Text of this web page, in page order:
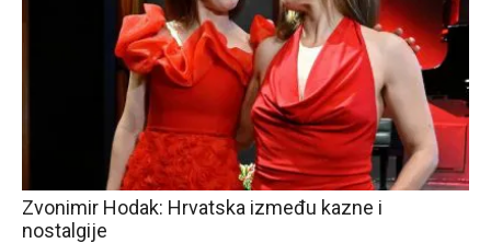
Zvonimir Hodak: Hrvatska između kazne i
nostalgije